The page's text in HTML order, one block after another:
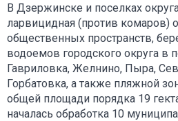
В Дзержинске и поселках
ларвицидная (против комаров)
общественных пространств,
водоемов городского округа в
Гавриловка, Желнино, Пыра,
Горбатовка, а также пляжной
общей площади порядка 19
началась обработка 10